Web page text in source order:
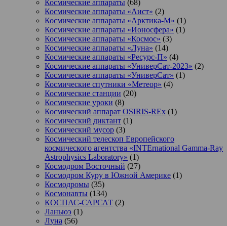
Космические аппараты (68)
Космические аппараты «Аист» (2)
Космические аппараты «Арктика-М» (1)
Космические аппараты «Ионосфера» (1)
Космические аппараты «Космос» (3)
Космические аппараты «Луна» (14)
Космические аппараты «Ресурс-П» (4)
Космические аппараты «УниверСат-2023» (2)
Космические аппараты «УниверСат» (1)
Космические спутники «Метеор» (4)
Космические станции (20)
Космические уроки (8)
Космический аппарат OSIRIS-REx (1)
Космический диктант (1)
Космический мусор (3)
Космический телескоп Европейского
космического агентства «INTErnational Gamma-Ray
Astrophysics Laboratory» (1)
Космодром Восточный (27)
Космодром Куру в Южной Америке (1)
Космодромы (35)
Космонавты (134)
КОСПАС-САРСАТ (2)
Ланьюэ (1)
Луна (56)